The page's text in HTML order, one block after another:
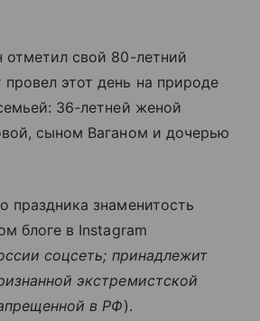
отметил свой 80-летний
этот день на природе
36-летней женой
сыном Ваганом и дочерью
праздника знаменитость
блоге в Instagram
соцсеть; принадлежит
экстремистской
в РФ).